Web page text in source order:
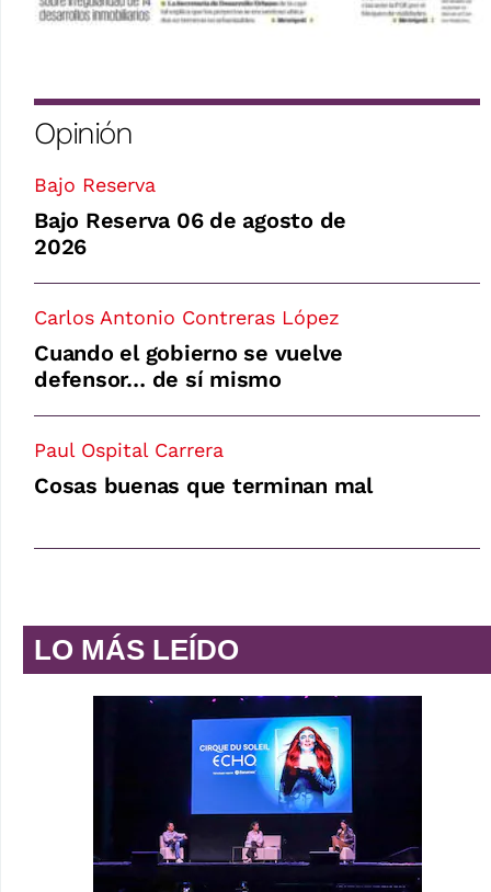
Opinión
Bajo Reserva
Bajo Reserva 06 de agosto de
2026
Carlos Antonio Contreras López
Cuando el gobierno se vuelve
defensor… de sí mismo
Paul Ospital Carrera
Cosas buenas que terminan mal
LO MÁS LEÍDO